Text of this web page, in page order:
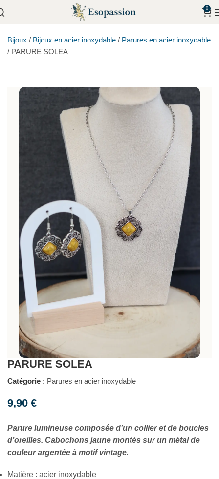
0
Bijoux / Bijoux en acier inoxydable / Parures en acier inoxydable
/ PARURE SOLEA
PARURE SOLEA
Catégorie : Parures en acier inoxydable
9,90 €
Parure lumineuse composée d’un collier et de boucles
d’oreilles. Cabochons jaune montés sur un métal de
couleur argentée à motif vintage.
Matière : acier inoxydable